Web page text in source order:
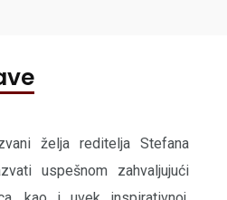
želja reditelja Stefana
uspešnom zahvaljujući